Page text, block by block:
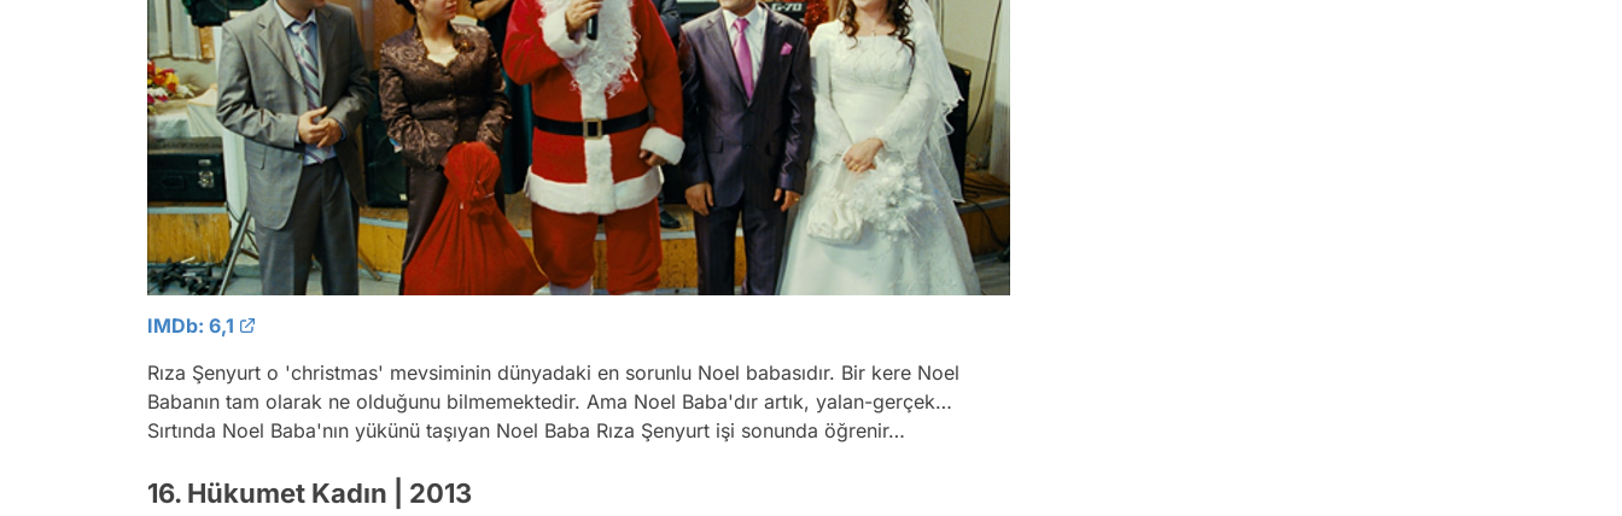
IMDb: 6,1
Rıza Şenyurt o 'christmas' mevsiminin dünyadaki en sorunlu Noel babasıdır. Bir kere Noel
Babanın tam olarak ne olduğunu bilmemektedir. Ama Noel Baba'dır artık, yalan-gerçek…
Sırtında Noel Baba'nın yükünü taşıyan Noel Baba Rıza Şenyurt işi sonunda öğrenir…
16. Hükumet Kadın | 2013